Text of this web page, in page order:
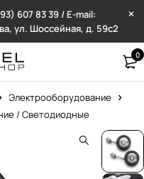
607 83 39 / E-mail:
ул. Шоссейная, д. 59с2
0
Электрооборудование
/ Светодиодные